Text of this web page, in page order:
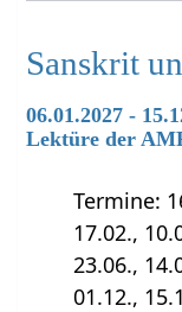
Sanskrit
06.01.2027 -
Lektüre der
Termine:
17.02.,
23.06.,
01.12.,